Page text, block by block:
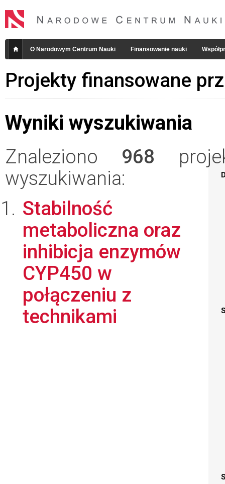
O Narodowym Centrum Nauki Finansowanie nauki
Projekty finansowane
Wyniki wyszukiwania
Znaleziono 968
wyszukiwania:
Stabilność
metaboliczna oraz
inhibicja enzymów
CYP450 w
połączeniu z
technikami